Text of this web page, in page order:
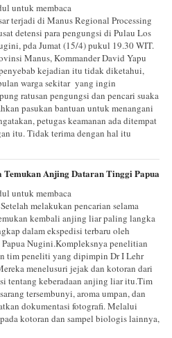
untuk membaca
terjadi di Manus Regional Processing
detensi para pengungsi di Pulau Los
pda Jumat (15/4) pukul 19.30 WIT.
Manus, Kommander David Yapu
kejadian itu tidak diketahui,
warga sekitar yang ingin
ratusan pengungsi dan pencari suaka
pasukan bantuan untuk menangani
petugas keamanan ada ditempat
itu. Tidak terima dengan hal itu
Anjing Dataran Tinggi Papua
untuk membaca
melakukan pencarian selama
kembali anjing liar paling langka
dalam ekspedisi terbaru oleh
Nugini.Kompleksnya penelitian
tim peneliti yang dipimpin Dr I Lehr
menelusuri jejak dan kotoran dari
tentang keberadaan anjing liar itu.Tim
tersembunyi, aroma umpan, dan
dokumentasi fotografi. Melalui
kotoran dan sampel biologis lainnya,